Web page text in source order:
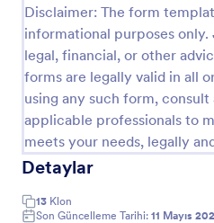
Disclaimer: The form
informational purposes
legal, financial, or other
forms are legally valid in all
using any such form,
applicable professionals to
meets your needs, legally
Detaylar
13 Klon
Son Güncelleme Tarihi: 11 Mayıs